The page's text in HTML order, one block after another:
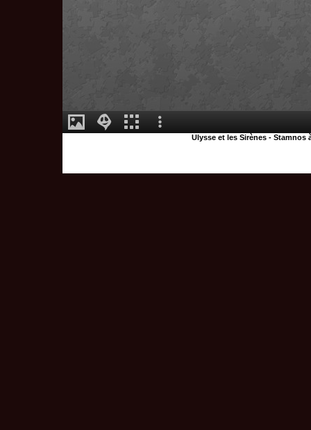
Ulysse et les Sirènes - Stamnos